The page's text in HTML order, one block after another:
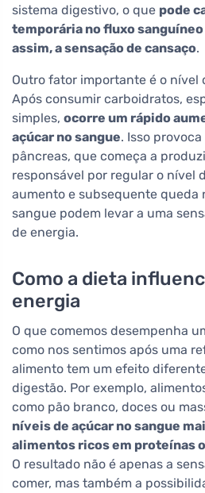
sistema digestivo, o que pode
temporária no fluxo sanguíneo
assim, a sensação de cansaço.
Outro fator importante é o nível
Após consumir carboidratos,
simples, ocorre um rápido
açúcar no sangue. Isso
pâncreas, que começa a
responsável por regular o nível
aumento e subsequente queda
sangue podem levar a uma
de energia.
Como a dieta
energia
O que comemos desempenha
como nos sentimos após uma
alimento tem um efeito
digestão. Por exemplo,
como pão branco, doces ou
níveis de açúcar no sangue
alimentos ricos em proteínas
O resultado não é apenas a
comer, mas também a